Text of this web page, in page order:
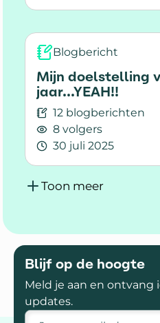
Lees meer over Het
Blogbericht
Mijn doelstelling
jaar...YEAH!!
12 blogberichten
8 volgers
30 juli 2025
Lees meer over Mijn
Toon meer
Blijf op de hoogte
Meld je aan en ontvang
updates.
E-mailadres